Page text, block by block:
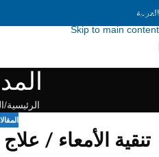
Skip to navigation
Skip to main content
العربية
الرئيسية
تنقية الأمعاء /